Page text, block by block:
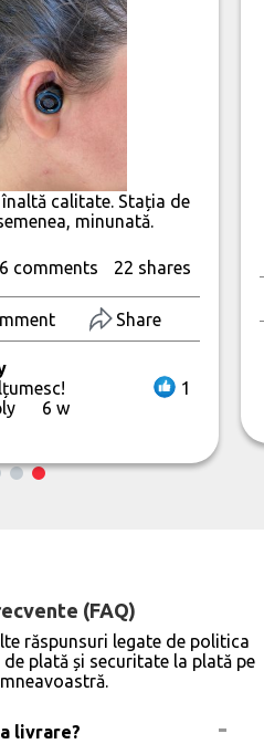
calitate. Stația de
minunată.
6 comments 22 shares
Share
6 w
1
(FAQ)
răspunsuri legate de politica
plată și securitate la plată pe
livrare?